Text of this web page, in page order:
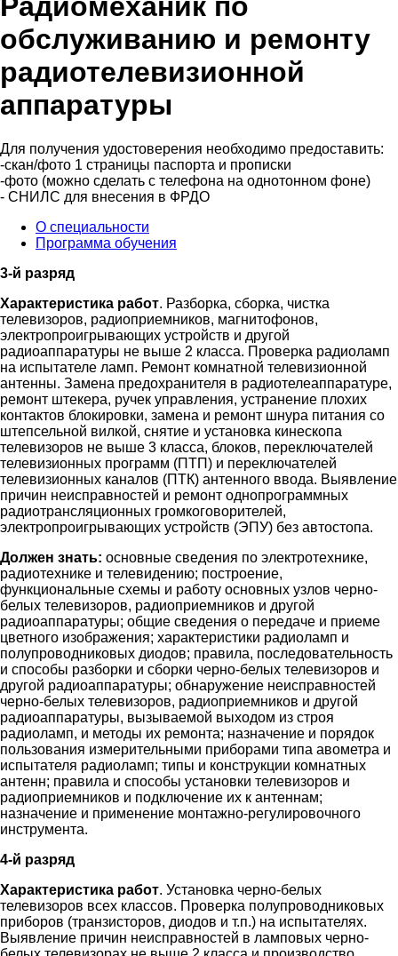
Радиомеханик по
обслуживанию и ремонту
радиотелевизионной
аппаратуры
Для получения удостоверения необходимо предоставить:
-скан/фото 1 страницы паспорта и прописки
-фото (можно сделать с телефона на однотонном фоне)
- СНИЛС для внесения в ФРДО
О специальности
Программа обучения
3-й разряд
Характеристика работ. Разборка, сборка, чистка
телевизоров, радиоприемников, магнитофонов,
электропроигрывающих устройств и другой
радиоаппаратуры не выше 2 класса. Проверка радиоламп
на испытателе ламп. Ремонт комнатной телевизионной
антенны. Замена предохранителя в радиотелеаппаратуре,
ремонт штекера, ручек управления, устранение плохих
контактов блокировки, замена и ремонт шнура питания со
штепсельной вилкой, снятие и установка кинескопа
телевизоров не выше 3 класса, блоков, переключателей
телевизионных программ (ПТП) и переключателей
телевизионных каналов (ПТК) антенного ввода. Выявление
причин неисправностей и ремонт однопрограммных
радиотрансляционных громкоговорителей,
электропроигрывающих устройств (ЭПУ) без автостопа.
Должен знать: основные сведения по электротехнике,
радиотехнике и телевидению; построение,
функциональные схемы и работу основных узлов черно-
белых телевизоров, радиоприемников и другой
радиоаппаратуры; общие сведения о передаче и приеме
цветного изображения; характеристики радиоламп и
полупроводниковых диодов; правила, последовательность
и способы разборки и сборки черно-белых телевизоров и
другой радиоаппаратуры; обнаружение неисправностей
черно-белых телевизоров, радиоприемников и другой
радиоаппаратуры, вызываемой выходом из строя
радиоламп, и методы их ремонта; назначение и порядок
пользования измерительными приборами типа авометра и
испытателя радиоламп; типы и конструкции комнатных
антенн; правила и способы установки телевизоров и
радиоприемников и подключение их к антеннам;
назначение и применение монтажно-регулировочного
инструмента.
4-й разряд
Характеристика работ. Установка черно-белых
телевизоров всех классов. Проверка полупроводниковых
приборов (транзисторов, диодов и т.п.) на испытателях.
Выявление причин неисправностей в ламповых черно-